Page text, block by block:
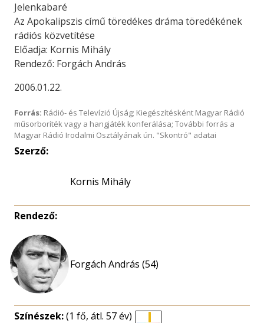
Jelenkabaré
Az Apokalipszis című töredékes dráma töredékének
rádiós közvetítése
Előadja: Kornis Mihály
Rendező: Forgách András
2006.01.22.
Forrás: Rádió- és Televízió Újság; Kiegészítésként Magyar Rádió
műsorboríték vagy a hangjáték konferálása; További forrás a
Magyar Rádió Irodalmi Osztályának ún. "Skontró" adatai
Szerző:
Kornis Mihály
Rendező:
Forgách András (54)
Színészek:(1 fő, átl. 57 év)